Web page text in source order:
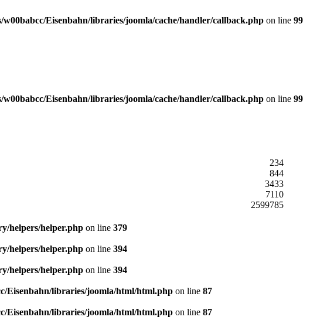
w00babcc/Eisenbahn/libraries/joomla/cache/handler/callback.php on line 99
w00babcc/Eisenbahn/libraries/joomla/cache/handler/callback.php on line 99
234
844
3433
7110
2599785
helpers/helper.php on line 379
helpers/helper.php on line 394
helpers/helper.php on line 394
Eisenbahn/libraries/joomla/html/html.php on line 87
Eisenbahn/libraries/joomla/html/html.php on line 87